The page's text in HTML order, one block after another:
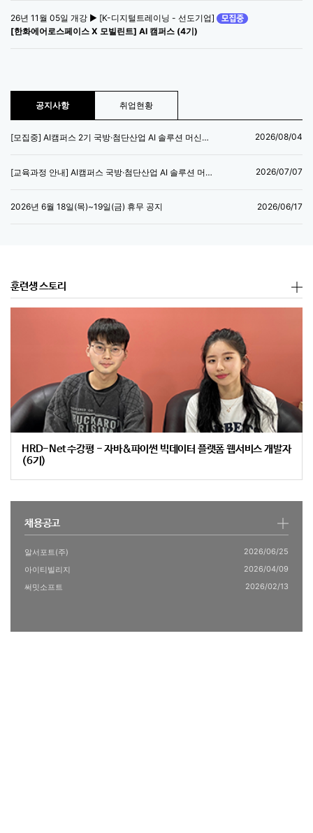
26년 11월 05일 개강 ▶ [K-디지털트레이닝 - 선도기업]
[한화에어로스페이스 X 모빌린트] AI 캠퍼스 (4기)
공지사항 취업현황
[모집중] AI캠퍼스 2기 국방·첨단산업 AI 솔루션 머신러닝 엔지니어 양성과정 2026/08/04
[교육과정 안내] AI캠퍼스 국방·첨단산업 AI 솔루션 머신러닝 엔지니어 양성과정 2026/07/07
2026년 6월 18일(목)~19일(금) 휴무 공지 2026/06/17
훈련생 스토리
HRD-Net 수강평 - 자바&파이썬 빅데이터 플랫폼 웹서비스 개발자
(6기)
채용공고
알서포트(주)
2026/06/25
아이티빌리지
2026/04/09
써밋소프트
2026/02/13